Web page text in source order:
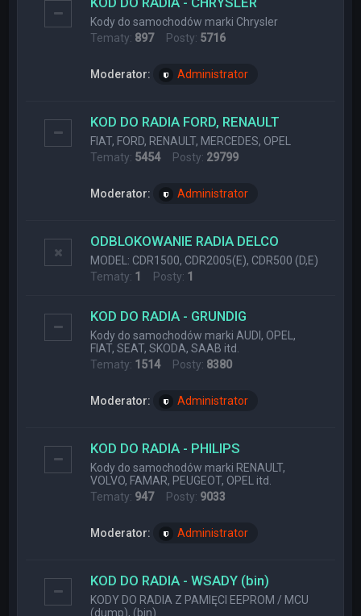
Kody do samochodów marki Chrysler
Tematy: 897Posty: 5716
Moderator: Administrator
KOD DO RADIA FORD, RENAULT
FIAT, FORD, RENAULT, MERCEDES, OPEL
Tematy: 5454Posty: 29799
Moderator: Administrator
ODBLOKOWANIE RADIA DELCO
MODEL: CDR1500, CDR2005(E), CDR500 (D,E)
Tematy: 1 Posty: 1
KOD DO RADIA - GRUNDIG
Kody do samochodów marki AUDI, OPEL,
FIAT, SEAT, SKODA, SAAB itd.
Tematy: 1514Posty: 8380
Moderator: Administrator
KOD DO RADIA - PHILIPS
Kody do samochodów marki RENAULT,
VOLVO, FAMAR, PEUGEOT, OPEL itd.
Tematy: 947Posty: 9033
Moderator: Administrator
KOD DO RADIA - WSADY (bin)
KODY DO RADIA Z PAMIĘCI EEPROM / MCU
(dump), (bin)